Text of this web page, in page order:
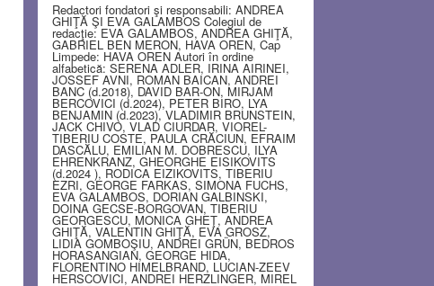
Redactori fondatori şi responsabili: ANDREA
GHIŢĂ ŞI EVA GALAMBOS Colegiul de
redacţie: EVA GALAMBOS, ANDREA GHIŢĂ,
GABRIEL BEN MERON, HAVA OREN, Cap
Limpede: HAVA OREN Autori în ordine
alfabetică: SERENA ADLER, IRINA AIRINEI,
JOSSEF AVNI, ROMAN BAICAN, ANDREI
BANC (d.2018), DAVID BAR-ON, MIRJAM
BERCOVICI (d.2024), PETER BIRO, LYA
BENJAMIN (d.2023), VLADIMIR BRUNSTEIN,
JACK CHIVO, VLAD CIURDAR, VIOREL-
TIBERIU COSTE, PAULA CRĂCIUN, EFRAIM
DASCĂLU, EMILIAN M. DOBRESCU, ILYA
EHRENKRANZ, GHEORGHE EISIKOVITS
(d.2024 ), RODICA EIZIKOVITS, TIBERIU
EZRI, GEORGE FARKAS, SIMONA FUCHS,
EVA GALAMBOS, DORIAN GALBINSKI,
DOINA GECSE-BORGOVAN, TIBERIU
GEORGESCU, MONICA GHEŢ, ANDREA
GHIŢĂ, VALENTIN GHIŢĂ, EVA GROSZ,
LIDIA GOMBOŞIU, ANDREI GRÜN, BEDROS
HORASANGIAN, GEORGE HIDA,
FLORENTINO HIMELBRAND, LUCIAN-ZEEV
HERSCOVICI, ANDREI HERZLINGER, MIREL